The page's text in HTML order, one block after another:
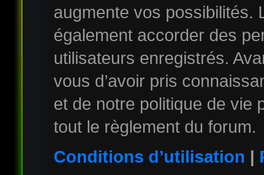
augmente vos possibilités.
également accorder des
utilisateurs enregistrés.
vous d’avoir pris
et de notre politique de vie
tout le règlement du forum.
Conditions d’utilisation |